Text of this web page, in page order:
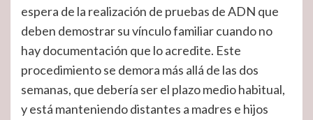
espera de la realización de pruebas de ADN que
deben demostrar su vínculo familiar cuando no
hay documentación que lo acredite. Este
procedimiento se demora más allá de las dos
semanas, que debería ser el plazo medio habitual,
y está manteniendo distantes a madres e hijos